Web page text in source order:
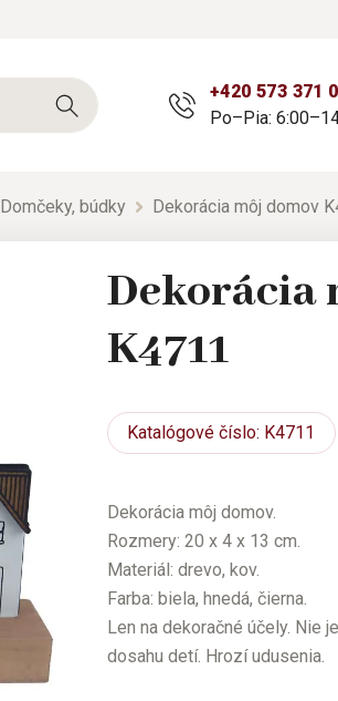
+420 573 371
Po–Pia:
Domčeky, búdky Dekorácia môj domov
Dekorácia
K4711
Katalógové číslo: K4711
Dekorácia môj domov.
Rozmery: 20 x 4 x 13 cm.
Materiál: drevo, kov.
Farba: biela, hnedá, čierna.
Len na dekoračné účely. Nie
dosahu detí. Hrozí udusenia.